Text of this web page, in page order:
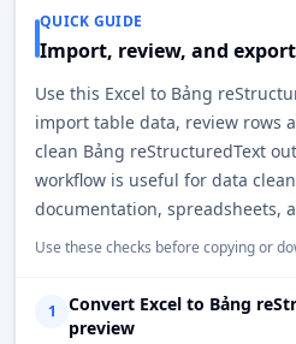
QUICK GUIDE
Import, review, and export
Use this Excel to Bảng
import table data, review rows
clean Bảng reStructuredText
workflow is useful for data
documentation, spreadsheets,
Use these checks before copying or
1
Convert Excel to Bảng
preview